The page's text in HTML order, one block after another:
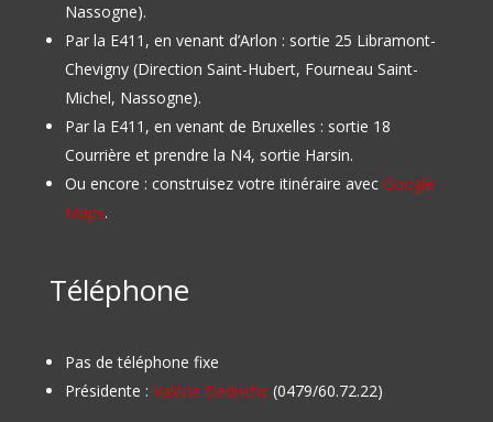
Nassogne).
Par la E411, en venant d’Arlon : sortie 25 Libramont-
Chevigny (Direction Saint-Hubert, Fourneau Saint-
Michel, Nassogne).
Par la E411, en venant de Bruxelles : sortie 18
Courrière et prendre la N4, sortie Harsin.
Ou encore : construisez votre itinéraire avec Google
Maps.
Téléphone
Pas de téléphone fixe
Présidente : Valérie Dedriche (0479/60.72.22)